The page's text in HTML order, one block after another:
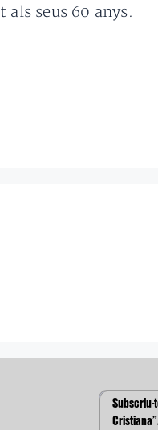
seus 60 anys.
Subscriu-